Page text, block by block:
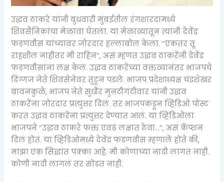
उद्धव ठाकरे यांनी बुधवारी मुंबईतील रंगशारदामध्ये
शिवसैनिकांचा मेळावा घेतला. या मेळाव्यातून त्यांनी देवेंद्र
फडणवीस यांच्यावर जोरदार हल्लाबोल केला. “एकतर तू
राहशील नाहीतर मी राहिन”, असं म्हणत उद्धव ठाकरेंनी देवेंद्र
फडणवीसांना लक्ष केलं. उद्धव ठाकरेंच्या वक्तव्यानंतर भाजपचे
दिग्गज नेते शिवसेनेवर तुटून पडले. भाजप प्रदेशाध्यक्ष चंद्रशेखर
बावनकुळे, भाजप नेते सुधीर मुनटीगंटीवार यांनी उद्धव
ठाकरेंना जोरदार प्रत्युत्तर दिलं. तर भाजपकडून व्हिडिओ पोस्ट
करत उद्धव ठाकरेंना प्रत्युत्तर देण्यात आलं. या व्हिडिओला
भाजपने “उद्धव ठाकरे फक्त एवढं लक्षात ठेवा…”, असं कॅप्शन
दिलं होतं. या व्हिडिओमध्ये देवेंद्र फडणवीस म्हणाले होते की,
माझा एक सिद्धांत पक्का आहे. मी कोणाच्या नादी लागत नाही.
कोणी नादी लागलं तर सोडत नाही.